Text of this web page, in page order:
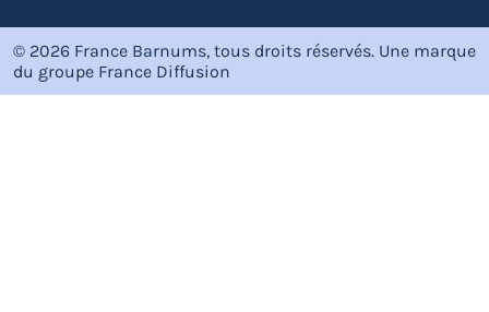
© 2026 France Barnums, tous droits réservés. Une marque
du groupe France Diffusion